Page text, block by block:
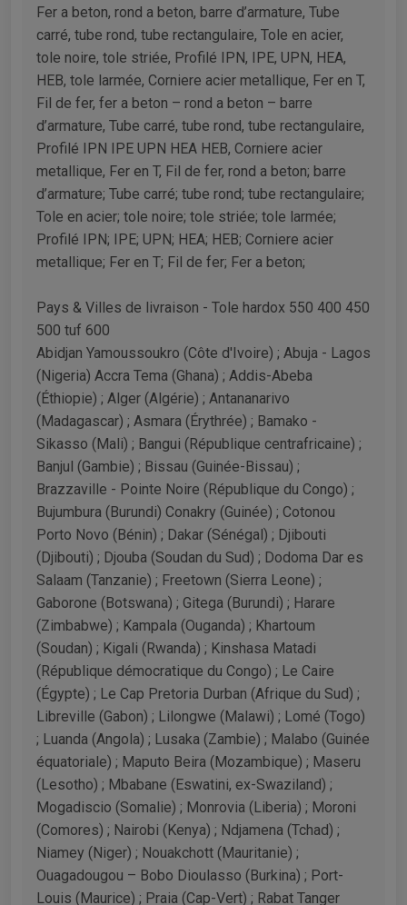
Fer a beton, rond a beton, barre d’armature, Tube
carré, tube rond, tube rectangulaire, Tole en acier,
tole noire, tole striée, Profilé IPN, IPE, UPN, HEA,
HEB, tole larmée, Corniere acier metallique, Fer en T,
Fil de fer, fer a beton – rond a beton – barre
d’armature, Tube carré, tube rond, tube rectangulaire,
Profilé IPN IPE UPN HEA HEB, Corniere acier
metallique, Fer en T, Fil de fer, rond a beton; barre
d’armature; Tube carré; tube rond; tube rectangulaire;
Tole en acier; tole noire; tole striée; tole larmée;
Profilé IPN; IPE; UPN; HEA; HEB; Corniere acier
metallique; Fer en T; Fil de fer; Fer a beton;
Pays & Villes de livraison - Tole hardox 550 400 450
500 tuf 600
Abidjan Yamoussoukro (Côte d'Ivoire) ; Abuja - Lagos
(Nigeria) Accra Tema (Ghana) ; Addis-Abeba
(Éthiopie) ; Alger (Algérie) ; Antananarivo
(Madagascar) ; Asmara (Érythrée) ; Bamako -
Sikasso (Mali) ; Bangui (République centrafricaine) ;
Banjul (Gambie) ; Bissau (Guinée-Bissau) ;
Brazzaville - Pointe Noire (République du Congo) ;
Bujumbura (Burundi) Conakry (Guinée) ; Cotonou
Porto Novo (Bénin) ; Dakar (Sénégal) ; Djibouti
(Djibouti) ; Djouba (Soudan du Sud) ; Dodoma Dar es
Salaam (Tanzanie) ; Freetown (Sierra Leone) ;
Gaborone (Botswana) ; Gitega (Burundi) ; Harare
(Zimbabwe) ; Kampala (Ouganda) ; Khartoum
(Soudan) ; Kigali (Rwanda) ; Kinshasa Matadi
(République démocratique du Congo) ; Le Caire
(Égypte) ; Le Cap Pretoria Durban (Afrique du Sud) ;
Libreville (Gabon) ; Lilongwe (Malawi) ; Lomé (Togo)
; Luanda (Angola) ; Lusaka (Zambie) ; Malabo (Guinée
équatoriale) ; Maputo Beira (Mozambique) ; Maseru
(Lesotho) ; Mbabane (Eswatini, ex-Swaziland) ;
Mogadiscio (Somalie) ; Monrovia (Liberia) ; Moroni
(Comores) ; Nairobi (Kenya) ; Ndjamena (Tchad) ;
Niamey (Niger) ; Nouakchott (Mauritanie) ;
Ouagadougou – Bobo Dioulasso (Burkina) ; Port-
Louis (Maurice) ; Praia (Cap-Vert) ; Rabat Tanger